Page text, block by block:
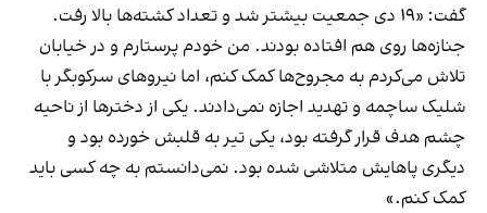
گفت: «۱۹ دی جمعیت بیشتر شد و تعداد کشته‌ها بالا رفت.
جنازه‌ها روی هم افتاده بودند. من خودم پرستارم و در خیابان
تلاش می‌کردم به مجروح‌ها کمک کنم، اما نیروهای سرکوبگر با
شلیک ساچمه و تهدید اجازه نمی‌دادند. یکی از دخترها از ناحیه
چشم هدف قرار گرفته بود، یکی تیر به قلبش خورده بود و
دیگری پاهایش متلاشی شده بود. نمی‌دانستم به چه کسی باید
کمک کنم.»